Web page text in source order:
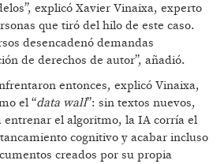
explicó Xavier Vinaixa, experto
que tiró del hilo de este caso.
desencadenó demandas
de derechos de autor”, añadió.
entonces, explicó Vinaixa,
el “data wall”: sin textos nuevos,
entrenar el algoritmo, la IA corría el
cognitivo y acabar incluso
creados por su propia